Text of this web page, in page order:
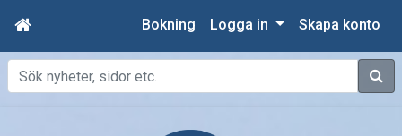
Bokning Logga in Skapa konto
Sök